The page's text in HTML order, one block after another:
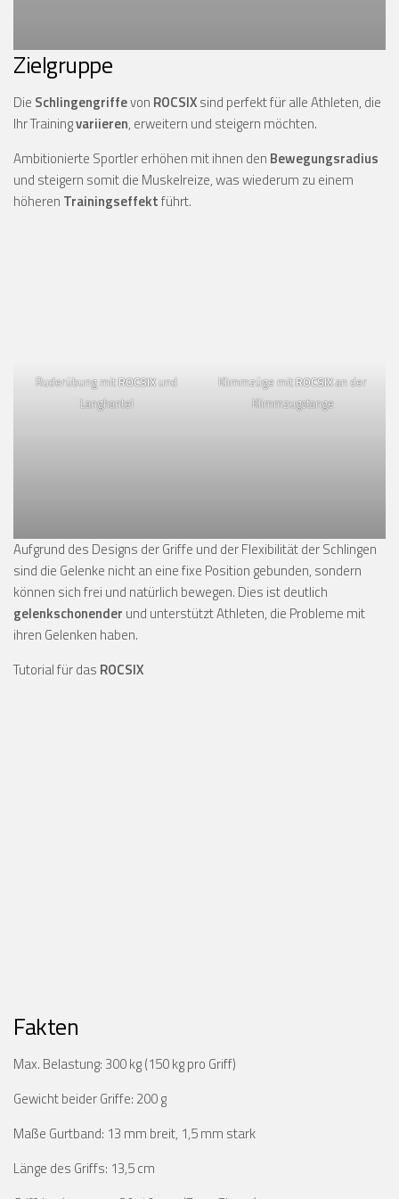
Zielgruppe
Die Schlingengriffevon ROCSIXsind perfekt für alle Athleten, die
Ihr Trainingvariieren, erweitern und steigern möchten.
Ambitionierte Sportler erhöhen mit ihnen den Bewegungsradius
und steigern somit die Muskelreize, was wiederum zu einem
höheren Trainingseffektführt.
Ruderübung mitROCSIXund
Langhantel
Klimmzüge mitROCSIXan der
Klimmzugstange
Aufgrund des Designs der Griffe und der Flexibilität der Schlingen
sind die Gelenke nicht an eine fixe Position gebunden, sondern
können sich frei und natürlich bewegen. Dies ist deutlich
gelenkschonender und unterstützt Athleten, die Probleme mit
ihren Gelenken haben.
Tutorial für das ROCSIX
Fakten
Max. Belastung: 300 kg (150 kg pro Griff)
Gewicht beider Griffe: 200 g
Maße Gurtband: 13 mm breit, 1,5 mm stark
Länge des Griffs: 13,5 cm